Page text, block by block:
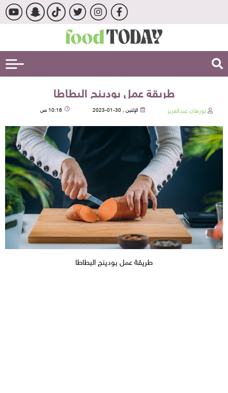
طريقة عمل بودينج البطاطا
نورهان عبدالعزيز الإثنين , 30-01-2023 10:16 ص
طريقة عمل بودينج البطاطا